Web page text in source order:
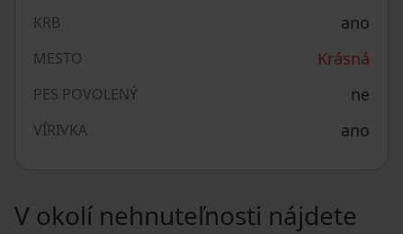
KRB ano
MESTO Krásná
PES POVOLENÝ ne
VÍRIVKA ano
V okolí nehnuteľnosti nájdete